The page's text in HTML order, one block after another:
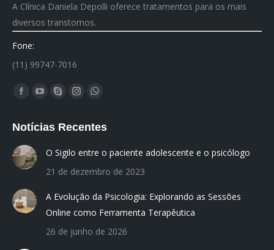
A Clínica Daniela Depolli oferece tratamentos para os mais
diversos transtornos.
Fone:
(11) 99747-7016
Encontre-nos em:
Facebook
opens
in
new
window
YouTube
opens
window
Skype
opens
new
window
Instagram
opens
window
Whatsapp
opens
new
window
Notícias Recentes
O Sigilo entre o paciente adolescente e o psicólogo
21 de dezembro de 2023
A Evolução da Psicologia: Explorando as Sessões
Online como Ferramenta Terapêutica
26 de junho de 2026